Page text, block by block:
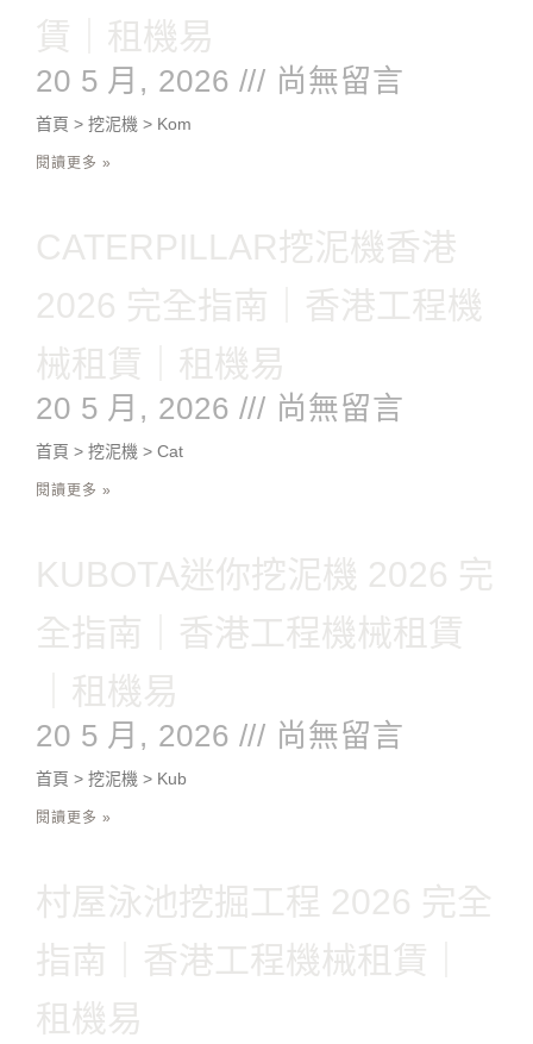
賃｜租機易
20 5 月, 2026 尚無留言
首頁 > 挖泥機 > Kom
閱讀更多 »
CATERPILLAR挖泥機香港
2026 完全指南｜香港工程機
械租賃｜租機易
20 5 月, 2026 尚無留言
首頁 > 挖泥機 > Cat
閱讀更多 »
KUBOTA迷你挖泥機 2026 完
全指南｜香港工程機械租賃
｜租機易
20 5 月, 2026 尚無留言
首頁 > 挖泥機 > Kub
閱讀更多 »
村屋泳池挖掘工程 2026 完全
指南｜香港工程機械租賃｜
租機易